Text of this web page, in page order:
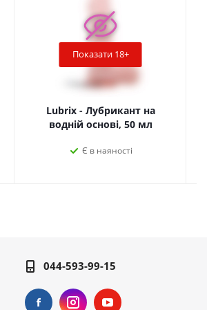
Показати 18+
Lubrix - Лубрикант на
водній основі, 50 мл
Є в наяності
044-593-99-15